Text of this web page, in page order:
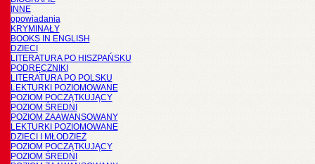
INNE
opowiadania
KRYMINAŁY
BOOKS IN ENGLISH
DZIECI
LITERATURA PO HISZPAŃSKU
PODRĘCZNIKI
LITERATURA PO POLSKU
LEKTURKI POZIOMOWANE
POZIOM POCZĄTKUJĄCY
POZIOM ŚREDNI
POZIOM ZAAWANSOWANY
LEKTURKI POZIOMOWANE
DZIECI I MŁODZIEŻ
POZIOM POCZĄTKUJĄCY
POZIOM ŚREDNI